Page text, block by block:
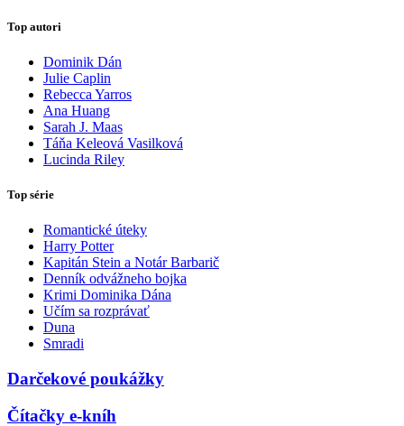
Top autori
Dominik Dán
Julie Caplin
Rebecca Yarros
Ana Huang
Sarah J. Maas
Táňa Keleová Vasilková
Lucinda Riley
Top série
Romantické úteky
Harry Potter
Kapitán Stein a Notár Barbarič
Denník odvážneho bojka
Krimi Dominika Dána
Učím sa rozprávať
Duna
Smradi
Darčekové poukážky
Čítačky e-kníh